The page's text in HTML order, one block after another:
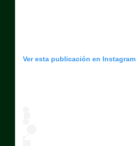
Ver esta publicación en Instagram